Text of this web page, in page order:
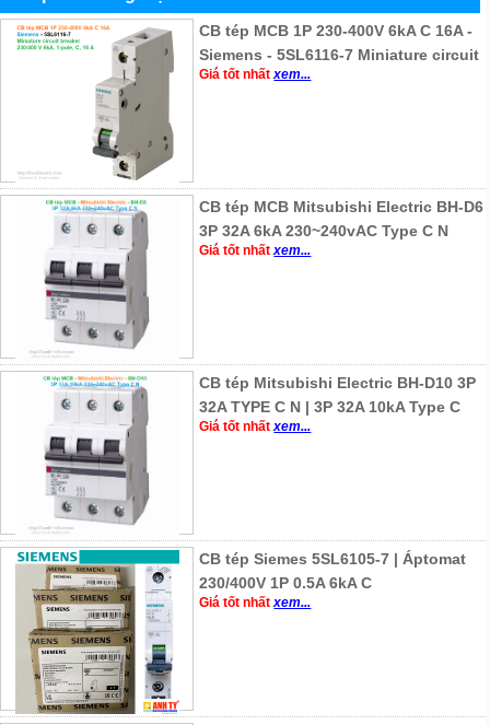
CB tép MCB 1P 230-400V 6kA C 16A -
Siemens - 5SL6116-7 Miniature circuit
Giá tốt nhấtxem...
CB tép MCB Mitsubishi Electric BH-D6
3P 32A 6kA 230~240vAC Type C N
Giá tốt nhấtxem...
CB tép Mitsubishi Electric BH-D10 3P
32A TYPE C N | 3P 32A 10kA Type C
Giá tốt nhấtxem...
CB tép Siemes 5SL6105-7 | Áptomat
230/400V 1P 0.5A 6kA C
Giá tốt nhấtxem...